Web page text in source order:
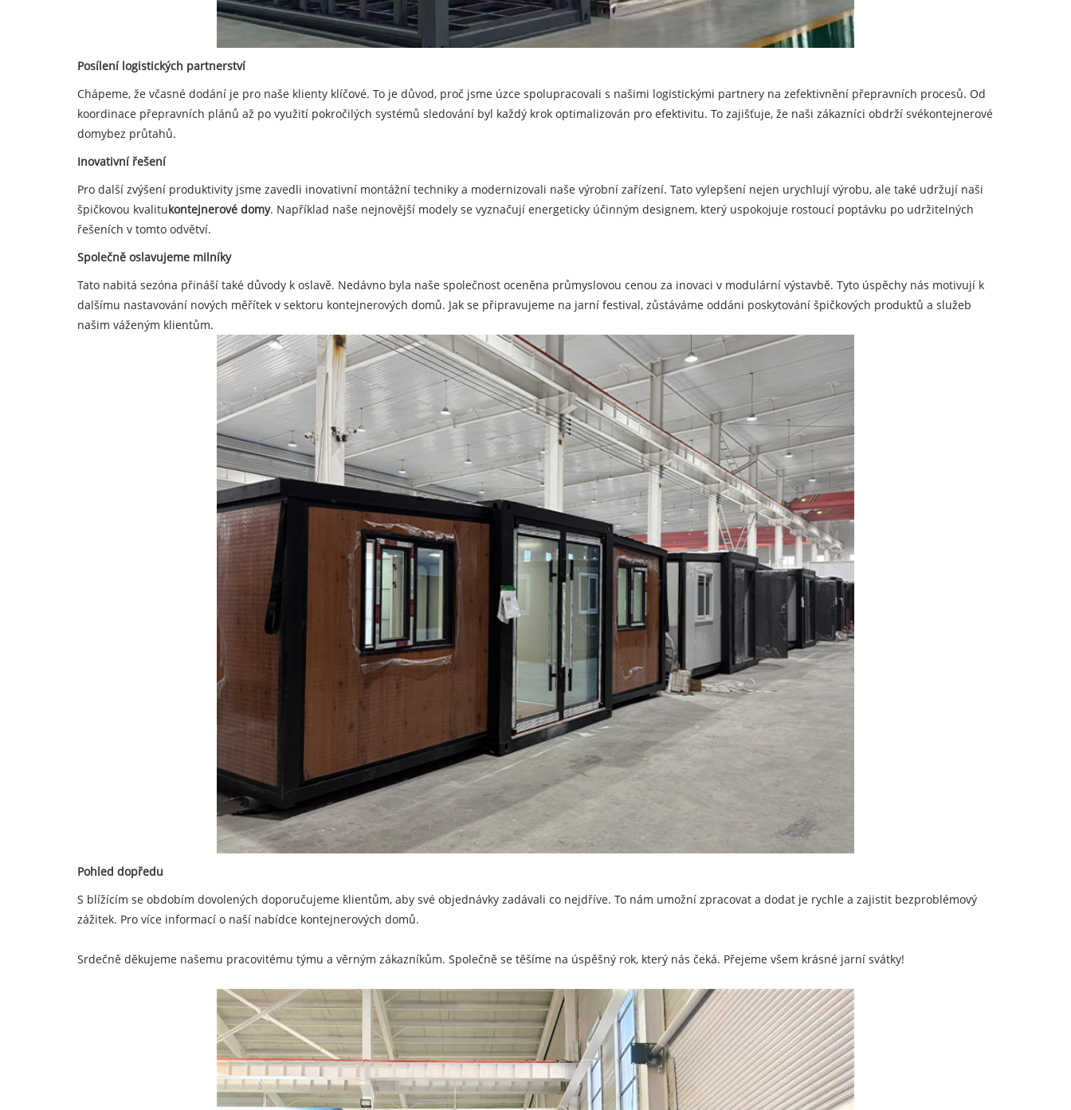
Posílení logistických partnerství
Chápeme, že včasné dodání je pro naše klienty klíčové. To je důvod, proč jsme úzce spolupracovali s našimi logistickými partnery na zefektivnění přepravních procesů. Od
koordinace přepravních plánů až po využití pokročilých systémů sledování byl každý krok optimalizován pro efektivitu. To zajišťuje, že naši zákazníci obdrží svékontejnerové
domybez průtahů.
Inovativní řešení
Pro další zvýšení produktivity jsme zavedli inovativní montážní techniky a modernizovali naše výrobní zařízení. Tato vylepšení nejen urychlují výrobu, ale také udržují naši
špičkovou kvalitukontejnerové domy. Například naše nejnovější modely se vyznačují energeticky účinným designem, který uspokojuje rostoucí poptávku po udržitelných
řešeních v tomto odvětví.
Společně oslavujeme milníky
Tato nabitá sezóna přináší také důvody k oslavě. Nedávno byla naše společnost oceněna průmyslovou cenou za inovaci v modulární výstavbě. Tyto úspěchy nás motivují k
dalšímu nastavování nových měřítek v sektoru kontejnerových domů. Jak se připravujeme na jarní festival, zůstáváme oddáni poskytování špičkových produktů a služeb
našim váženým klientům.
Pohled dopředu
S blížícím se obdobím dovolených doporučujeme klientům, aby své objednávky zadávali co nejdříve. To nám umožní zpracovat a dodat je rychle a zajistit bezproblémový
zážitek. Pro více informací o naší nabídce kontejnerových domů.
Srdečně děkujeme našemu pracovitému týmu a věrným zákazníkům. Společně se těšíme na úspěšný rok, který nás čeká. Přejeme všem krásné jarní svátky!